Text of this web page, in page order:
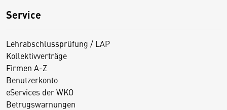
Service
Lehrabschlussprüfung / LAP
Kollektivverträge
Firmen A-Z
Benutzerkonto
eServices der WKO
Betrugswarnungen